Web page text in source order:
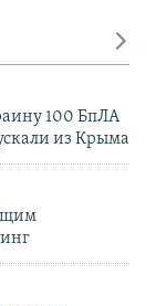
100 БпЛА
из Крыма